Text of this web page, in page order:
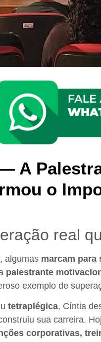
A
o
real
algumas marcam para
palestrante
exemplo de
tetraplégica, Cíntia
sua carreira.
corporativas,